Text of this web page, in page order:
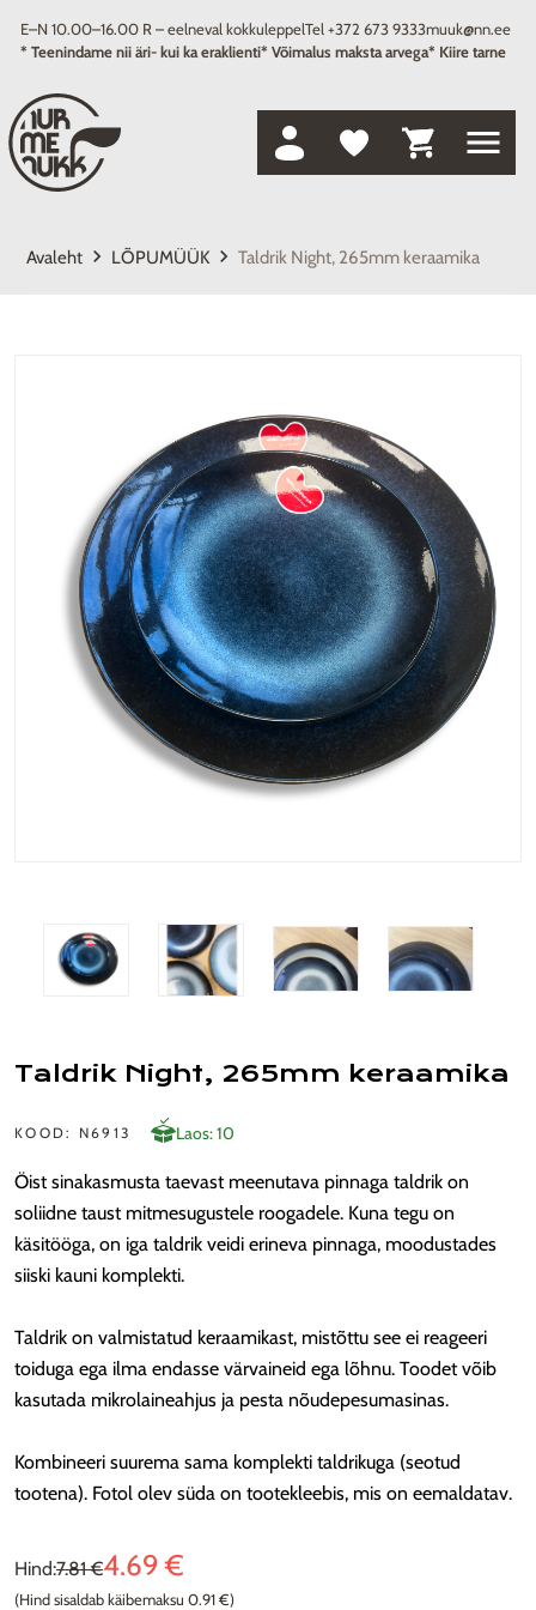
E–N 10.00–16.00 R – eelneval kokkuleppelTel +372 673 9333muuk@nn.ee
* Teenindame nii äri- kui ka eraklienti* Võimalus maksta arvega* Kiire tarne
menu
Avaleht keyboard_arrow_right LÕPUMÜÜK keyboard_arrow_right Taldrik Night, 265mm keraamika
Taldrik Night, 265mm keraamika
KOOD: N6913 Laos: 10
Öist sinakasmusta taevast meenutava pinnaga taldrik on
soliidne taust mitmesugustele roogadele. Kuna tegu on
käsitööga, on iga taldrik veidi erineva pinnaga, moodustades
siiski kauni komplekti.
Taldrik on valmistatud keraamikast, mistõttu see ei reageeri
toiduga ega ilma endasse värvaineid ega lõhnu. Toodet võib
kasutada mikrolaineahjus ja pesta nõudepesumasinas.
Kombineeri suurema sama komplekti taldrikuga (seotud
tootena). Fotol olev süda on tootekleebis, mis on eemaldatav.
Hind:7.81 €4.69 €
(Hind sisaldab käibemaksu 0.91 €)